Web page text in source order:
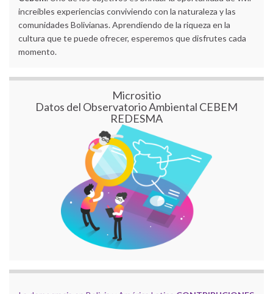
increíbles experiencias conviviendo con la naturaleza y las
comunidades Bolivianas. Aprendiendo de la riqueza en la
cultura que te puede ofrecer, esperemos que disfrutes cada
momento.
Micrositio
Datos del Observatorio Ambiental CEBEM
REDESMA